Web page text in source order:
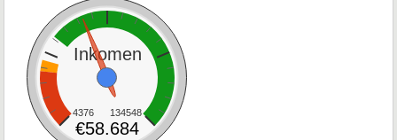
Inkomen
4376 134548
€58.684